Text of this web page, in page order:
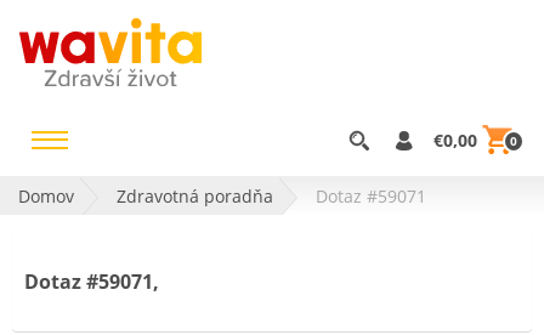
€0,00 0
Domov Zdravotná poradňa Dotaz #59071
Dotaz #59071,